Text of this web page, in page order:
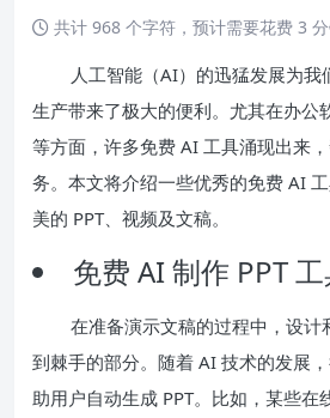
共计 968 个字符，预计需要花费 3 分
人工智能（AI）的迅猛发展为
生产带来了极大的便利。尤其在办公
等方面，许多免费 AI 工具涌现出来
务。本文将介绍一些优秀的免费 AI
美的 PPT、视频及文稿。
免费 AI 制作 PPT
在准备演示文稿的过程中，设计
到棘手的部分。随着 AI 技术的发展
助用户自动生成 PPT。比如，某些在